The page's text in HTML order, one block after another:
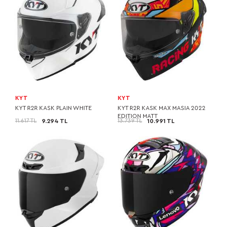
KYT
KYT R2R KASK PLAIN WHITE
11.617 TL 9.294 TL
KYT
KYT R2R KASK MAX MASIA 2022
EDITION MATT
13.739 TL 10.991 TL